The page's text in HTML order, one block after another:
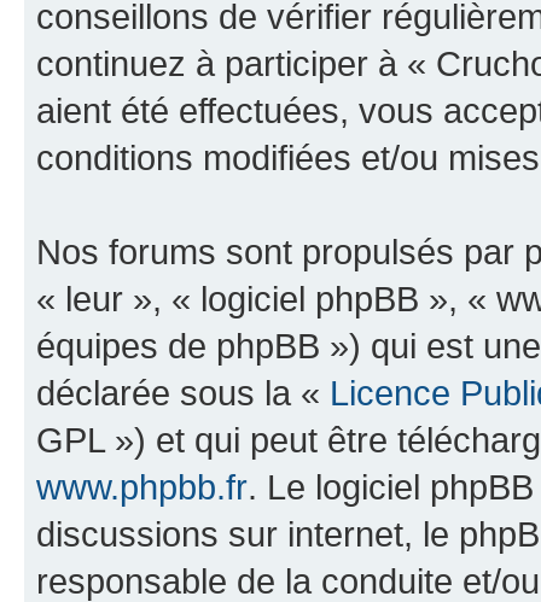
conseillons de vérifier
continuez à participer à «
aient été effectuées, vous
conditions modifiées et/ou
Nos forums sont propulsés par
« leur », « logiciel phpBB », «
équipes de phpBB ») qui est
déclarée sous la « Licence
GPL ») et qui peut être
www.phpbb.fr. Le logiciel
discussions sur internet, le
responsable de la conduite et/